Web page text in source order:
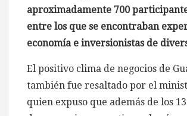
aproximadamente 700
entre los que se encontraban
economía e inversionistas de
El positivo clima de negocios de
también fue resaltado por el
quien expuso que además de los